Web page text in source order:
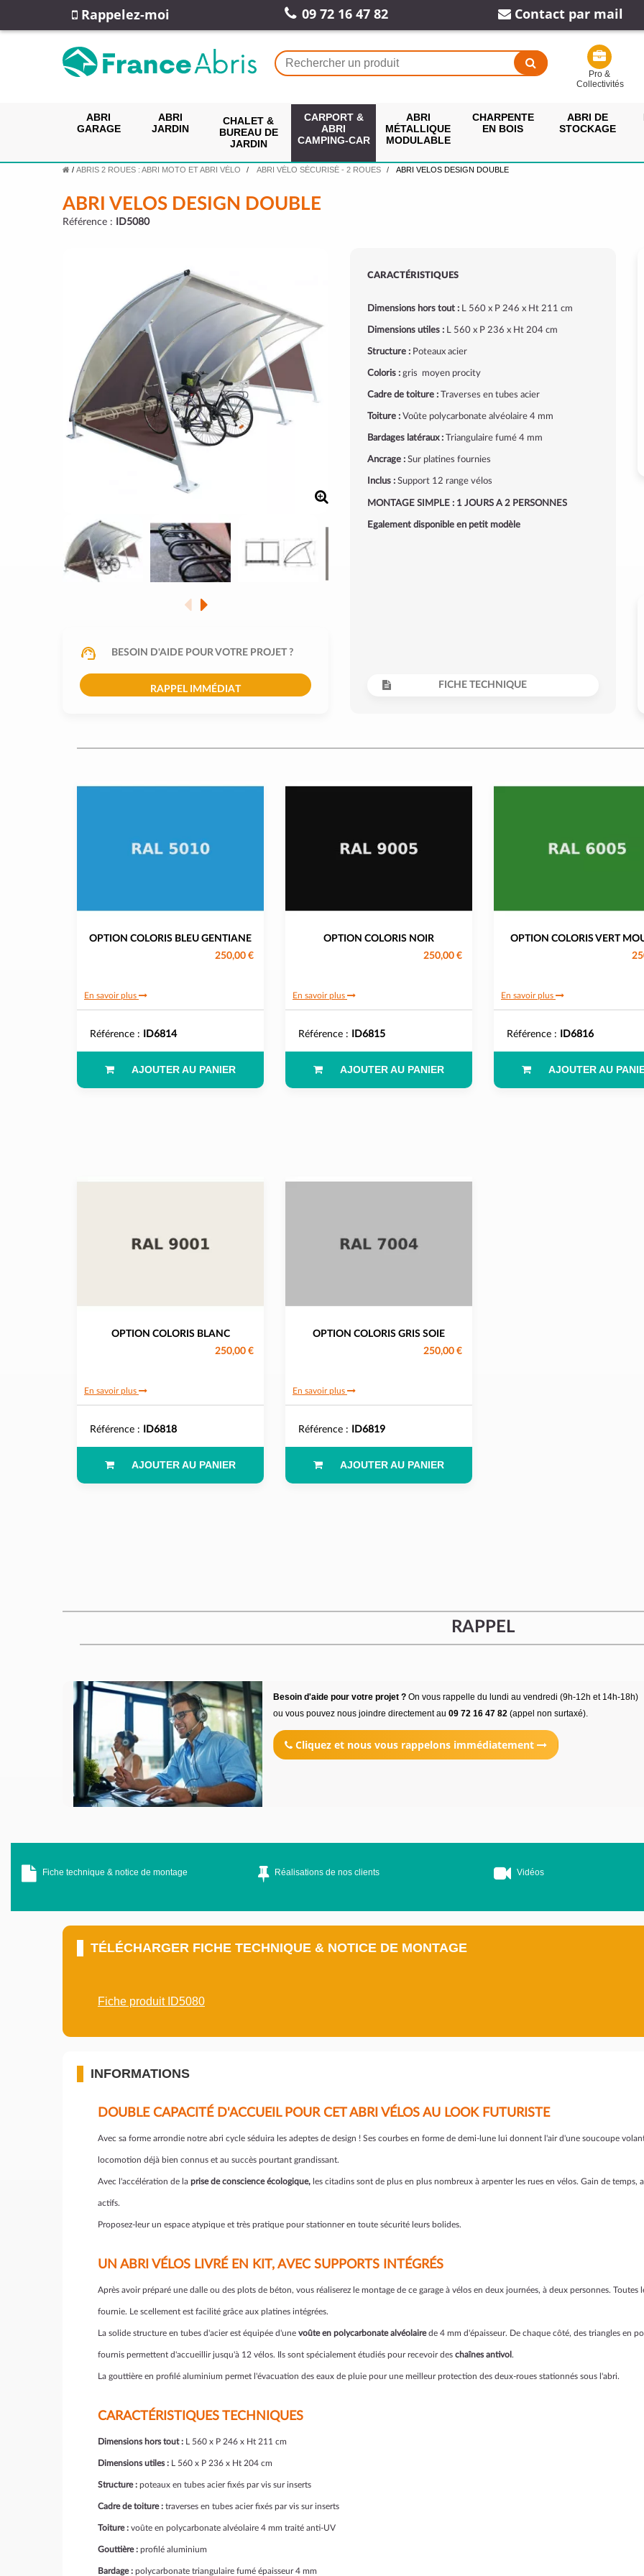
Rappelez-moi 09 72 16 47 82 Contact par mail
Pro &
Collectivités
ABRI
GARAGE
ABRI
JARDIN
CHALET &
BUREAU DE
JARDIN
CARPORT &
ABRI
CAMPING-CAR
ABRI
MÉTALLIQUE
MODULABLE
CHARPENTE
EN BOIS
ABRI DE
STOCKAGE
/ ABRIS 2 ROUES : ABRI MOTO ET ABRI VÉLO ABRI VÉLO SÉCURISÉ - 2 ROUES ABRI VELOS DESIGN DOUBLE
ABRI VELOS DESIGN DOUBLE
Référence : ID5080
BESOIN D'AIDE POUR VOTRE PROJET ?
RAPPEL IMMÉDIAT
CARACTÉRISTIQUES
Dimensions hors tout : L 560 x P 246 x Ht 211 cm
Dimensions utiles :L 560 x P 236 x Ht 204 cm
Structure :Poteaux acier
Coloris : gris moyen procity
Cadre de toiture :Traverses en tubes acier
Toiture :Voûte polycarbonate alvéolaire 4 mm
Bardages latéraux :Triangulaire fumé 4 mm
Ancrage :Sur platines fournies
Inclus :Support 12 range vélos
MONTAGE SIMPLE : 1 JOURS A 2 PERSONNES
Egalement disponible en petit modèle
FICHE TECHNIQUE
OPTION COLORIS BLEU GENTIANE
250,00 €
En savoir plus
Référence : ID6814
AJOUTER AU PANIER
OPTION COLORIS NOIR
250,00 €
En savoir plus
Référence : ID6815
AJOUTER AU PANIER
OPTION COLORIS VERT
En savoir plus
Référence : ID6816
AJOUTER AU
OPTION COLORIS BLANC
250,00 €
En savoir plus
Référence : ID6818
AJOUTER AU PANIER
OPTION COLORIS GRIS SOIE
250,00 €
En savoir plus
Référence : ID6819
AJOUTER AU PANIER
RAPPEL
Besoin d'aide pour votre projet ?On vous rappelle du lundi au vendredi (9h-12h et 14h-18h)
ou vous pouvez nous joindre directement au 09 72 16 47 82(appel non surtaxé).
Cliquez et nous vous rappelons immédiatement
Fiche technique & notice de montage Réalisations de nos clients Vidéos
TÉLÉCHARGER FICHE TECHNIQUE & NOTICE DE MONTAGE
Fiche produit ID5080
INFORMATIONS
DOUBLE CAPACITÉ D'ACCUEIL POUR CET ABRI VÉLOS AU LOOK FUTURISTE
Avec sa forme arrondie notre abri cycle séduira les adeptes de design ! Ses courbes en forme de demi-lune lui donnent l'air d'une soucoupe
locomotion déjà bien connus et au succès pourtant grandissant.
Avec l'accélération de la prise de conscience écologique, les citadins sont de plus en plus nombreux à arpenter les rues en vélos. Gain de
actifs.
Proposez-leur un espace atypique et très pratique pour stationner en toute sécurité leurs bolides.
UN ABRI VÉLOS LIVRÉ EN KIT, AVEC SUPPORTS INTÉGRÉS
Après avoir préparé une dalle ou des plots de béton, vous réaliserez le montage de ce garage à vélos en deux journées, à deux personnes.
fournie. Le scellement est facilité grâce aux platines intégrées.
La solide structure en tubes d'acier est équipée d'une voûte en polycarbonate alvéolairede 4 mm d'épaisseur. De chaque côté, des triangles en
fournis permettent d'accueillir jusqu'à 12 vélos. Ils sont spécialement étudiés pour recevoir des chaînes antivol .
La gouttière en profilé aluminium permet l'évacuation des eaux de pluie pour une meilleur protection des deux-roues stationnés sous l'abri.
CARACTÉRISTIQUES TECHNIQUES
Dimensions hors tout : L 560 x P 246 x Ht 211 cm
Dimensions utiles : L 560 x P 236 x Ht 204 cm
Structure : poteaux en tubes acier fixés par vis sur inserts
Cadre de toiture : traverses en tubes acier fixés par vis sur inserts
Toiture : voûte en polycarbonate alvéolaire 4 mm traité anti-UV
Gouttière : profilé aluminium
Bardage : polycarbonate triangulaire fumé épaisseur 4 mm